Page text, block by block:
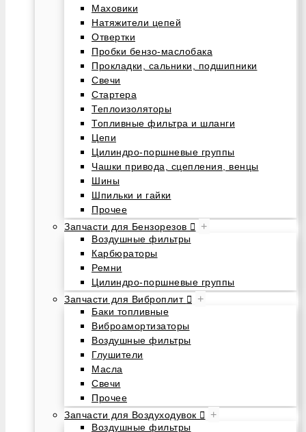
Маховики
Натяжители цепей
Отвертки
Пробки бензо-маслобака
Прокладки, сальники, подшипники
Свечи
Стартера
Теплоизоляторы
Топливные фильтра и шланги
Цепи
Цилиндро-поршневые группы
Чашки привода, сцепления, венцы
Шины
Шпильки и гайки
Прочее
Запчасти для Бензорезов
+
Воздушные фильтры
Карбюраторы
Ремни
Цилиндро-поршневые группы
Запчасти для Виброплит
+
Баки топливные
Виброамортизаторы
Воздушные фильтры
Глушители
Масла
Свечи
Прочее
Запчасти для Воздуходувок
+
Воздушные фильтры